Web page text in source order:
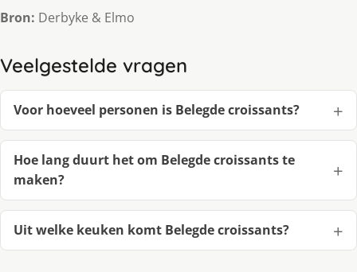
Bron: Derbyke & Elmo
Veelgestelde vragen
Voor hoeveel personen is Belegde croissants?
Hoe lang duurt het om Belegde croissants te
maken?
Uit welke keuken komt Belegde croissants?